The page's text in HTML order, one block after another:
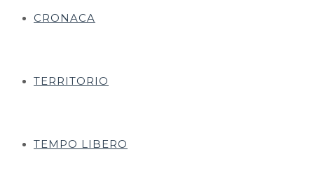
CRONACA
TERRITORIO
TEMPO LIBERO